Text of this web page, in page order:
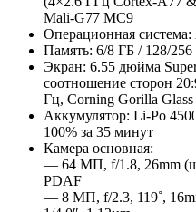
Mali-G77 MC9
Операционная
Память: 6/8 ГБ / 128/256
Экран: 6.55 дюйма
соотношение сторон
Гц, Corning Gorilla Glass
Аккумулятор: Li-Po
100% за 35 минут
Камера основная:
— 64 MП, f/1.8, 26mm
PDAF
— 8 MП, f/2.3, 119˚,